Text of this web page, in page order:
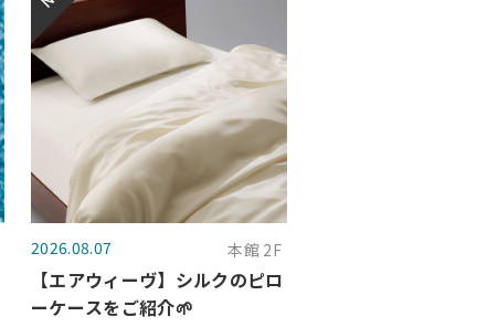
2026.08.07 本館 2F
【エアウィーヴ】シルクのピロ
ーケースをご紹介🌱